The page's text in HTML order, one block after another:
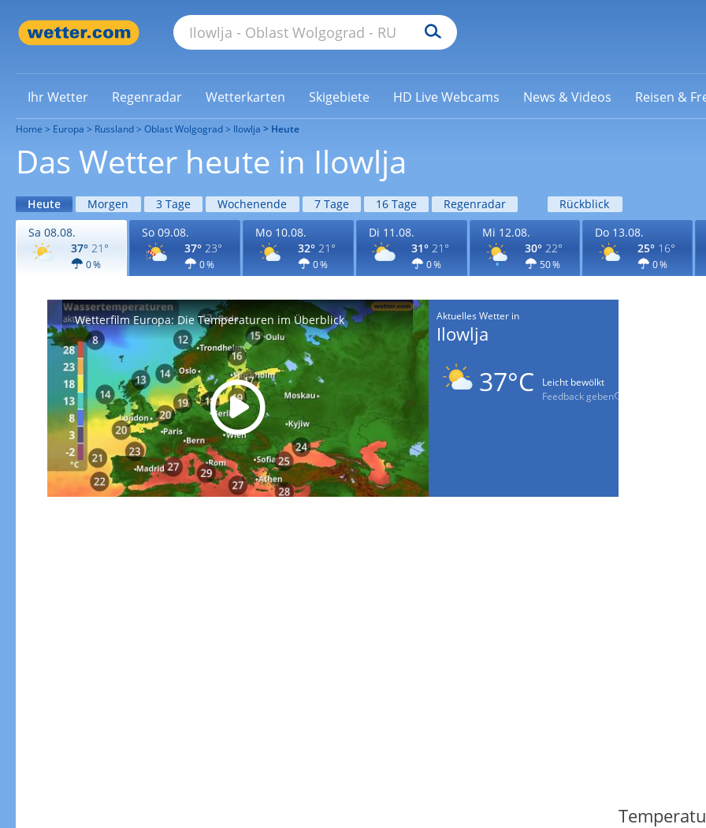
Ihr Wetter Regenradar Wetterkarten Skigebiete HD Live Webcams News & Videos Reisen &
Home Europa Russland Oblast Wolgograd Ilowlja Heute
Das Wetter heute in Ilowlja
Heute Morgen 3 Tage Wochenende 7 Tage 16 Tage Regenradar
Rückblick
Sa 08.08.
37° 21°
0 %
So 09.08.
37° 23°
0 %
Mo 10.08.
32° 21°
0 %
Di 11.08.
31° 21°
0 %
Mi 12.08.
30° 22°
50 %
Do 13.08.
25° 16°
0 %
Wetterfilm Europa: Die Temperaturen im Überblick Aktuelles Wetter in
Ilowlja
37°C
Leicht bewölkt
Feedback geben